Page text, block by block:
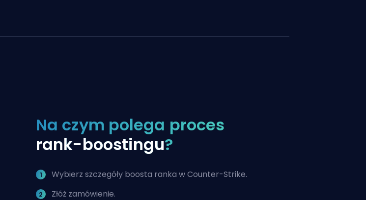
Na czym polega proces
rank-boostingu?
Wybierz szczegóły boosta ranka w Counter-Strike.
Złóż zamówienie.